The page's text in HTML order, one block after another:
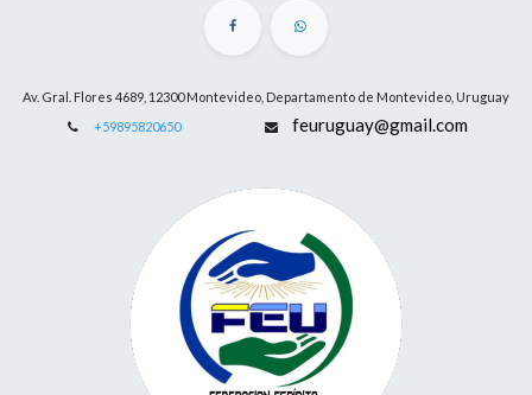
Av. Gral. Flores 4689, 12300 Montevideo, Departamento de Montevideo, Uruguay
+59895820650
feuruguay@gmail.com